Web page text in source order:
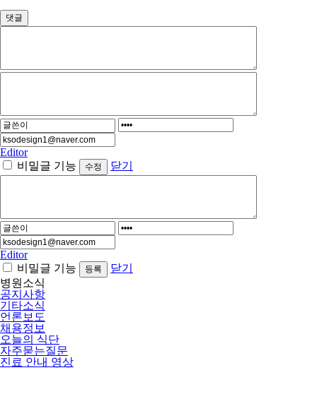
댓글
Editor
비밀글 기능
닫기
Editor
비밀글 기능
닫기
병원소식
공지사항
기타소식
언론보도
채용정보
오늘의 식단
자주묻는질문
진료 안내 영상